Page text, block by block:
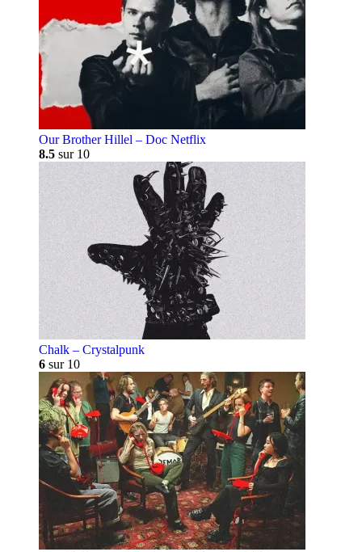
Our Brother Hillel – Doc Netflix
8.5 sur 10
Chalk – Crystalpunk
6 sur 10